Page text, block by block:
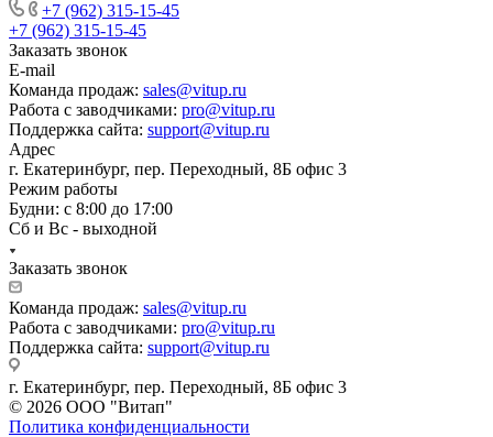
+7 (962) 315-15-45
+7 (962) 315-15-45
Заказать звонок
E-mail
Команда продаж: sales@vitup.ru
Работа с заводчиками: pro@vitup.ru
Поддержка сайта: support@vitup.ru
Адрес
г. Екатеринбург, пер. Переходный, 8Б офис 3
Режим работы
Будни: с 8:00 до 17:00
Сб и Вс - выходной
Заказать звонок
Команда продаж: sales@vitup.ru
Работа с заводчиками: pro@vitup.ru
Поддержка сайта: support@vitup.ru
г. Екатеринбург, пер. Переходный, 8Б офис 3
© 2026 ООО "Витап"
Политика конфиденциальности